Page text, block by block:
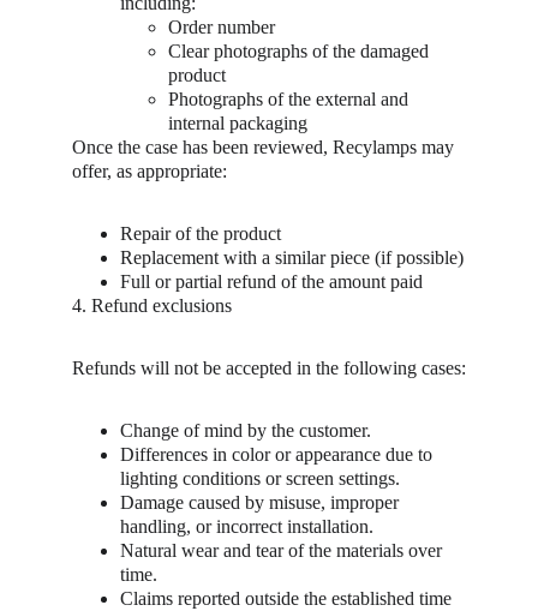
Order number
Clear photographs of the damaged
product
Photographs of the external and
internal packaging
Once the case has been reviewed, Recylamps may
offer, as appropriate:
Repair of the product
Replacement with a similar piece (if possible)
Full or partial refund of the amount paid
4. Refund exclusions
Refunds will not be accepted in the following cases:
Change of mind by the customer.
Differences in color or appearance due to
lighting conditions or screen settings.
Damage caused by misuse, improper
handling, or incorrect installation.
Natural wear and tear of the materials over
time.
Claims reported outside the established time